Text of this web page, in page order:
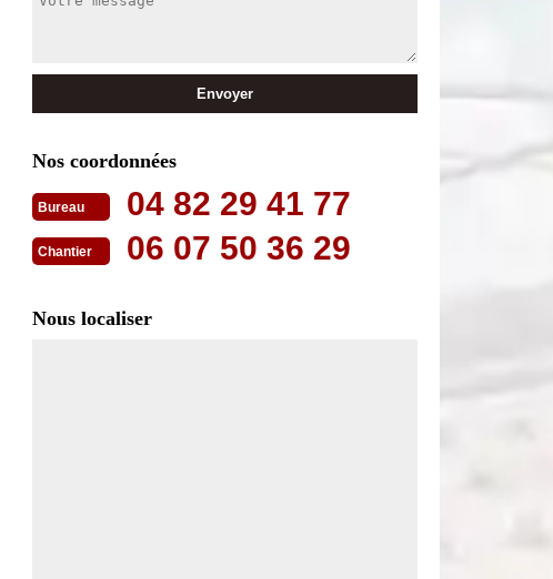
Nos coordonnées
Bureau 04 82 29 41 77
Chantier 06 07 50 36 29
Nous localiser